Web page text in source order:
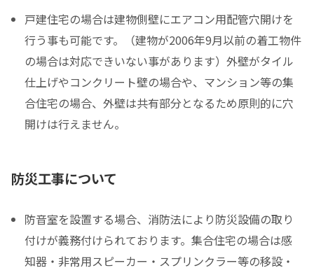
戸建住宅の場合は建物側壁にエアコン用配管穴開けを
行う事も可能です。（建物が2006年9月以前の着工物件
の場合は対応できいない事があります）外壁がタイル
仕上げやコンクリート壁の場合や、マンション等の集
合住宅の場合、外壁は共有部分となるため原則的に穴
開けは行えません。
防災工事について
防音室を設置する場合、消防法により防災設備の取り
付けが義務付けられております。集合住宅の場合は感
知器・非常用スピーカー・スプリンクラー等の移設・